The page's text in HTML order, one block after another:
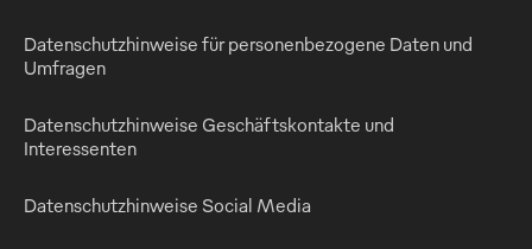
Datenschutzhinweise für personenbezogene Daten und
Umfragen
Datenschutzhinweise Geschäftskontakte und
Interessenten
Datenschutzhinweise Social Media